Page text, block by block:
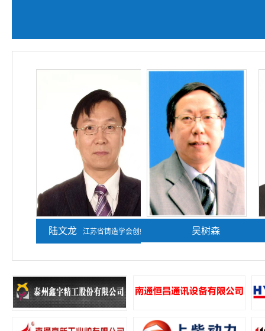
陆文龙 江苏省铸造学会创始人
熊守美 吴树森